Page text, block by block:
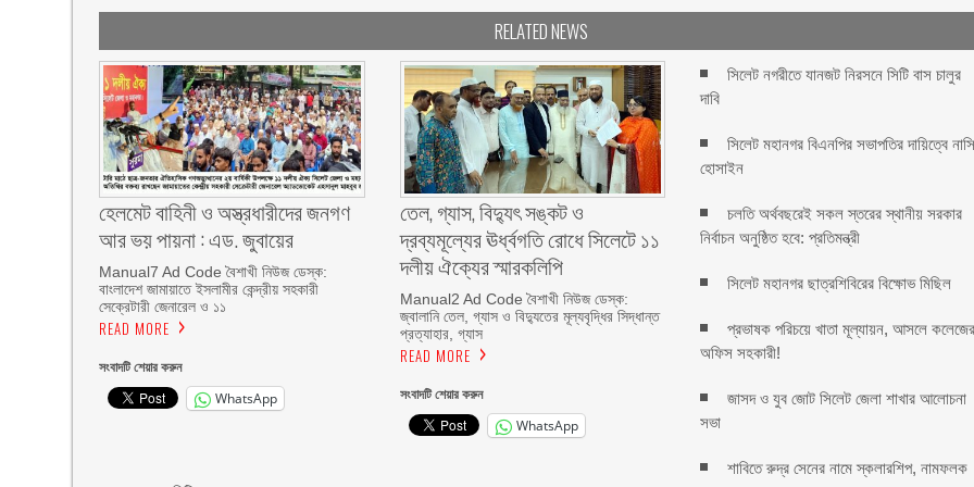
RELATED NEWS
হেলমেট বাহিনী ও অস্ত্রধারীদের জনগণ
আর ভয় পায়না : এড. জুবায়ের
Manual7 Ad Code বৈশাখী নিউজ ডেস্ক:
বাংলাদেশ জামায়াতে ইসলামীর কেন্দ্রীয় সহকারী
সেক্রেটারী জেনারেল ও ১১
READ MORE
সংবাদটি শেয়ার করুন
WhatsApp
তেল, গ্যাস, বিদ্যুৎ সঙ্কট ও
দ্রব্যমূল্যের ঊর্ধ্বগতি রোধে সিলেটে ১১
দলীয় ঐক্যের স্মারকলিপি
Manual2 Ad Code বৈশাখী নিউজ ডেস্ক:
জ্বালানি তেল, গ্যাস ও বিদ্যুতের মূল্যবৃদ্ধির সিদ্ধান্ত
প্রত্যাহার, গ্যাস
READ MORE
সংবাদটি শেয়ার করুন
WhatsApp
সিলেট নগরীতে যানজট নিরসনে সিটি বাস চালুর
দাবি
সিলেট মহানগর বিএনপির সভাপতির দায়িত্বে
হোসাইন
চলতি অর্থবছরেই সকল স্তরের স্থানীয় সরকার
নির্বাচন অনুষ্ঠিত হবে: প্রতিমন্ত্রী
সিলেট মহানগর ছাত্রশিবিরের বিক্ষোভ মিছিল
প্রভাষক পরিচয়ে খাতা মূল্যায়ন, আসলে
অফিস সহকারী!
জাসদ ও যুব জোট সিলেট জেলা শাখার আলোচনা
সভা
শাবিতে রুদ্র সেনের নামে স্কলারশিপ, নামফলক